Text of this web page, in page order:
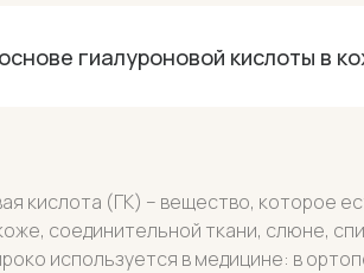
гиалуроновой кислоты в
кислота (ГК) – вещество, которое
соединительной ткани, слюне,
используется в медицине: в